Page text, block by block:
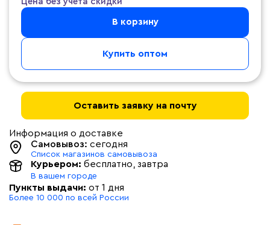
В корзину
Купить оптом
Оставить заявку на почту
Информация о доставке
Самовывоз: сегодня
Список магазинов самовывоза
Курьером: бесплатно , завтра
В вашем городе
Пункты выдачи: от 1 дня
Более 10 000 по всей России